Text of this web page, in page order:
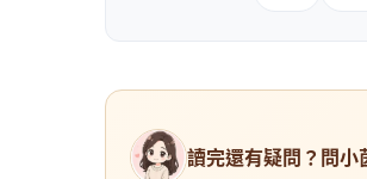
讀完還有疑問？問